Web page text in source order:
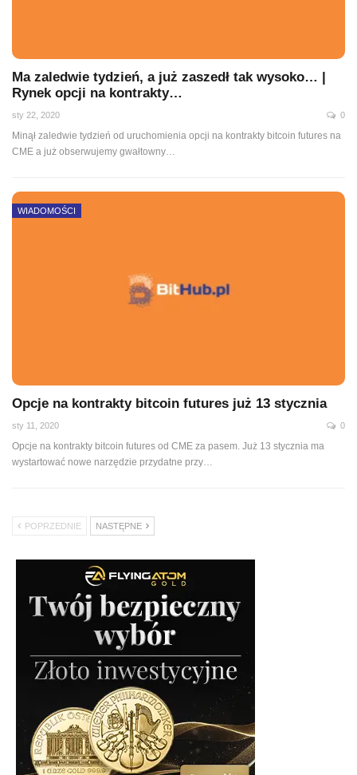
Ma zaledwie tydzień, a już zaszedł tak wysoko… |
Rynek opcji na kontrakty…
sty 22, 2020 0
Minął zaledwie tydzień od uruchomienia opcji na kontrakty bitcoin futures na
CME a już obserwujemy gwałtowny…
WIADOMOŚCI
Opcje na kontrakty bitcoin futures już 13 stycznia
sty 11, 2020 0
Opcje na kontrakty bitcoin futures od CME za pasem. Już 13 stycznia ma
wystartować nowe narzędzie przydatne przy
POPRZEDNIE NASTĘPNE